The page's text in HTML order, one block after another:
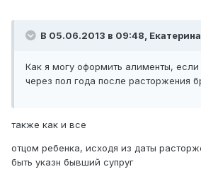
В 05.06.2013 в 09:48, Екатерина
Как я могу оформить алименты,
через пол года после расторжения
также как и все
отцом ребенка, исходя из даты
быть указн бывший супруг